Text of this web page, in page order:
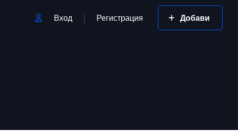
Вход Регистрация Добави